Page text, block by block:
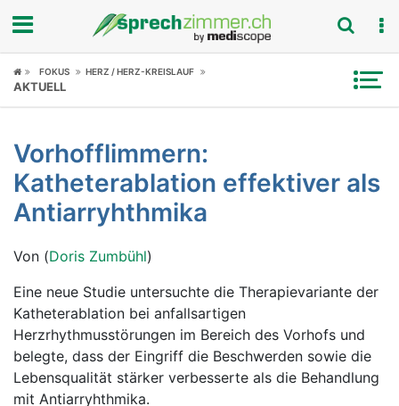
Fokus
Symptome
Untersuchungen
News
Ratgeber
Rubriken
FOKUS HERZ / HERZ-KREISLAUF
AKTUELL
Vorhofflimmern:
Katheterablation effektiver als
Antiarryhthmika
Von (Doris Zumbühl)
Eine neue Studie untersuchte die Therapievariante der
Katheterablation bei anfallsartigen
Herzrhythmusstörungen im Bereich des Vorhofs und
belegte, dass der Eingriff die Beschwerden sowie die
Lebensqualität stärker verbesserte als die Behandlung
mit Antiarryhthmika.